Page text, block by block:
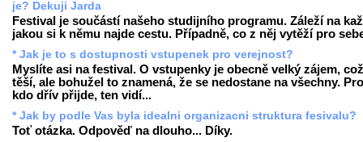
je? Dekuji Jarda
Festival je součástí našeho studijního programu. Záleží na
jakou si k němu najde cestu. Případně, co z něj vytěží pro
* Jak je to s dostupnosti vstupenek pro verejnost?
Myslíte asi na festival. O vstupenky je obecně velký zájem,
těší, ale bohužel to znamená, že se nedostane na všechny.
kdo dřív přijde, ten vidí...
* Jak by podle Vas byla idealni organizacni struktura fesivalu?
Toť otázka. Odpověď na dlouho... Díky.